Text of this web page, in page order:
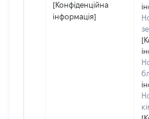
[Конфіденційна
інформація]